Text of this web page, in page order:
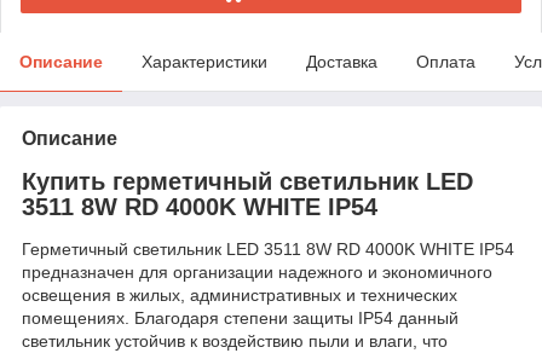
Описание Характеристики Доставка Оплата
Описание
Купить герметичный светильник LED
3511 8W RD 4000K WHITE IP54
Герметичный светильник LED 3511 8W RD 4000K WHITE IP54
предназначен для организации надежного и экономичного
освещения в жилых, административных и технических
помещениях. Благодаря степени защиты IP54 данный
светильник устойчив к воздействию пыли и влаги, что